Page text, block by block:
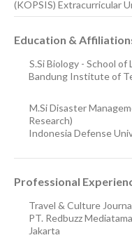
(KOPSIS) Extracurricular
Education &
S.Si Biology - School
Bandung Institute of
M.Si Disaster
Research)
Indonesia Defense
Professional
Travel & Culture
PT. Redbuzz
Jakarta